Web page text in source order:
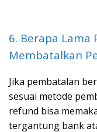
6. Berapa Lama
Membatalkan
Jika pembatalan
sesuai metode
refund bisa
tergantung bank